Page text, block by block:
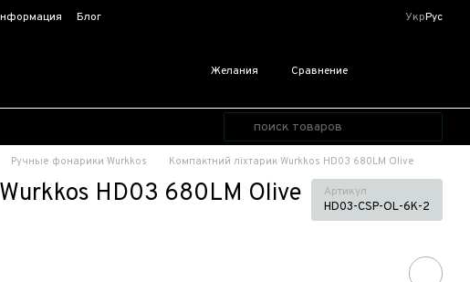
Блог УкрРус
Желания Сравнение
Ручные фонарики Wurkkos Компактний ліхтарик Wurkkos HD03 680LM Olive
HD03 680LM Olive
Артикул
HD03-CSP-OL-6K-2